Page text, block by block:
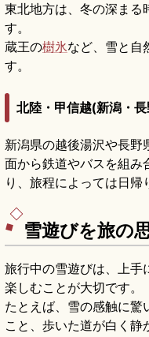
東北地方は、冬の深まる
す。
蔵王の樹氷など、雪と自
す。
北陸・甲信越(新潟・
新潟県の越後湯沢や長野
面から鉄道やバスを組み
り、旅程によっては日帰
雪遊びを旅の
旅行中の雪遊びは、上手
楽しむことが大切です。
たとえば、雪の感触に驚
こと、歩いた道が白く静